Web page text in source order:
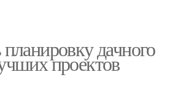
планировку дачного
проектов